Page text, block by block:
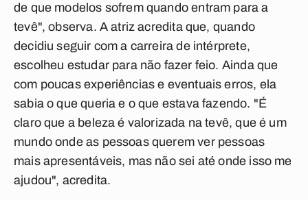
de que modelos sofrem quando entram para a
tevê", observa. A atriz acredita que, quando
decidiu seguir com a carreira de intérprete,
escolheu estudar para não fazer feio. Ainda que
com poucas experiências e eventuais erros, ela
sabia o que queria e o que estava fazendo. "É
claro que a beleza é valorizada na tevê, que é um
mundo onde as pessoas querem ver pessoas
mais apresentáveis, mas não sei até onde isso me
ajudou", acredita.